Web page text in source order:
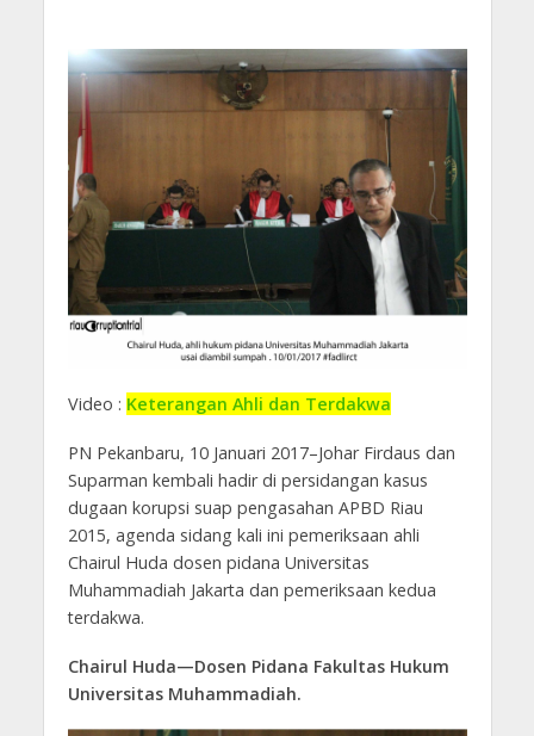
Video : Keterangan Ahli dan Terdakwa
PN Pekanbaru, 10 Januari 2017–Johar Firdaus dan
Suparman kembali hadir di persidangan kasus
dugaan korupsi suap pengasahan APBD Riau
2015, agenda sidang kali ini pemeriksaan ahli
Chairul Huda dosen pidana Universitas
Muhammadiah Jakarta dan pemeriksaan kedua
terdakwa.
Chairul Huda—Dosen Pidana Fakultas Hukum
Universitas Muhammadiah.